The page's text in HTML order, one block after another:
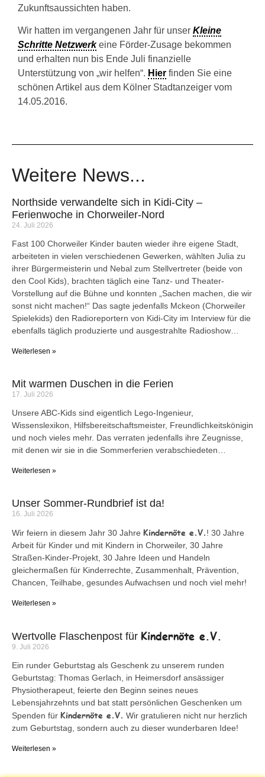
Zukunftsaussichten haben.
Wir hatten im vergangenen Jahr für unser Kleine
Schritte Netzwerkeine Förder-Zusage bekommen
und erhalten nun bis Ende Juli finanzielle
Unterstützung von „wir helfen“. Hier finden Sie eine
schönen Artikel aus dem Kölner Stadtanzeiger vom
14.05.2016.
Weitere News...
Northside verwandelte sich in Kidi-City –
Ferienwoche in Chorweiler-Nord
24. Juli 2026
Fast 100 Chorweiler Kinder bauten wieder ihre eigene Stadt,
arbeiteten in vielen verschiedenen Gewerken, wählten Julia zu
ihrer Bürgermeisterin und Nebal zum Stellvertreter (beide von
den Cool Kids), brachten täglich eine Tanz- und Theater-
Vorstellung auf die Bühne und konnten „Sachen machen, die wir
sonst nicht machen!“ Das sagte jedenfalls Mckeon (Chorweiler
Spielekids) den Radioreportern von Kidi-City im Interview für die
ebenfalls täglich produzierte und ausgestrahlte Radioshow…
Weiterlesen »
Mit warmen Duschen in die Ferien
17. Juli 2026
Unsere ABC-Kids sind eigentlich Lego-Ingenieur,
Wissenslexikon, Hilfsbereitschaftsmeister, Freundlichkeitskönigin
und noch vieles mehr. Das verraten jedenfalls ihre Zeugnisse,
mit denen wir sie in die Sommerferien verabschiedeten…
Weiterlesen »
Unser Sommer-Rundbrief ist da!
16. Juli 2026
Wir feiern in diesem Jahr 30 Jahre Kindernöte e.V.! 30 Jahre
Arbeit für Kinder und mit Kindern in Chorweiler, 30 Jahre
Straßen-Kinder-Projekt, 30 Jahre Ideen und Handeln
gleichermaßen für Kinderrechte, Zusammenhalt, Prävention,
Chancen, Teilhabe, gesundes Aufwachsen und noch viel mehr!
Weiterlesen »
Wertvolle Flaschenpost für Kindernöte e.V.
9. Juli 2026
Ein runder Geburtstag als Geschenk zu unserem runden
Geburtstag: Thomas Gerlach, in Heimersdorf ansässiger
Physiotherapeut, feierte den Beginn seines neues
Lebensjahrzehnts und bat statt persönlichen Geschenken um
Spenden für Kindernöte e.V. Wir gratulieren nicht nur herzlich
zum Geburtstag, sondern auch zu dieser wunderbaren Idee!
Weiterlesen »